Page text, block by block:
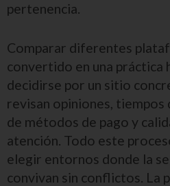
pertenencia.
Comparar diferentes
convertido en una práctica
decidirse por un sitio
revisan opiniones,
de métodos de pago y
atención. Todo este
elegir entornos donde la
convivan sin conflictos. La